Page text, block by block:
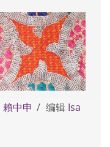
中申 编辑 Isa